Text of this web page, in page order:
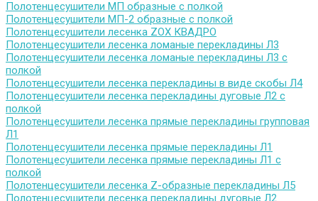
Полотенцесушители МП образные с полкой
Полотенцесушители МП-2 образные с полкой
Полотенцесушители лесенка ZOX КВАДРО
Полотенцесушители лесенка ломаные перекладины Л3
Полотенцесушители лесенка ломаные перекладины Л3 с
полкой
Полотенцесушители лесенка перекладины в виде скобы Л4
Полотенцесушители лесенка перекладины дуговые Л2 с
полкой
Полотенцесушители лесенка прямые перекладины групповая
Л1
Полотенцесушители лесенка прямые перекладины Л1
Полотенцесушители лесенка прямые перекладины Л1 с
полкой
Полотенцесушители лесенка Z-образные перекладины Л5
Полотенцесушители лесенка перекладины дуговые Л2